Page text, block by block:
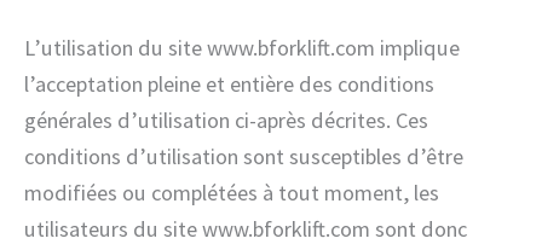
L’utilisation du site www.bforklift.com implique
l’acceptation pleine et entière des conditions
générales d’utilisation ci-après décrites. Ces
conditions d’utilisation sont susceptibles d’être
modifiées ou complétées à tout moment, les
utilisateurs du site www.bforklift.com sont donc